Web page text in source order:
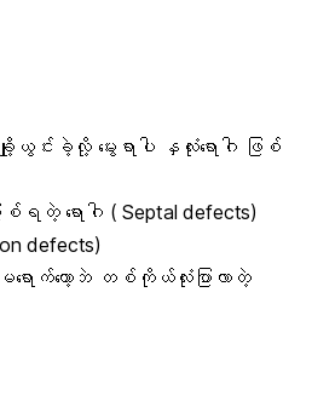
ခဲ့လို့ မွေးရာပါ နှလုံးရောဂါ ဖြစ်
ရတဲ့ ရောဂါ ( Septal defects)
defects)
ာက်တော့ဘဲ တစ်ကိုယ်လုံးပြာလာတဲ့